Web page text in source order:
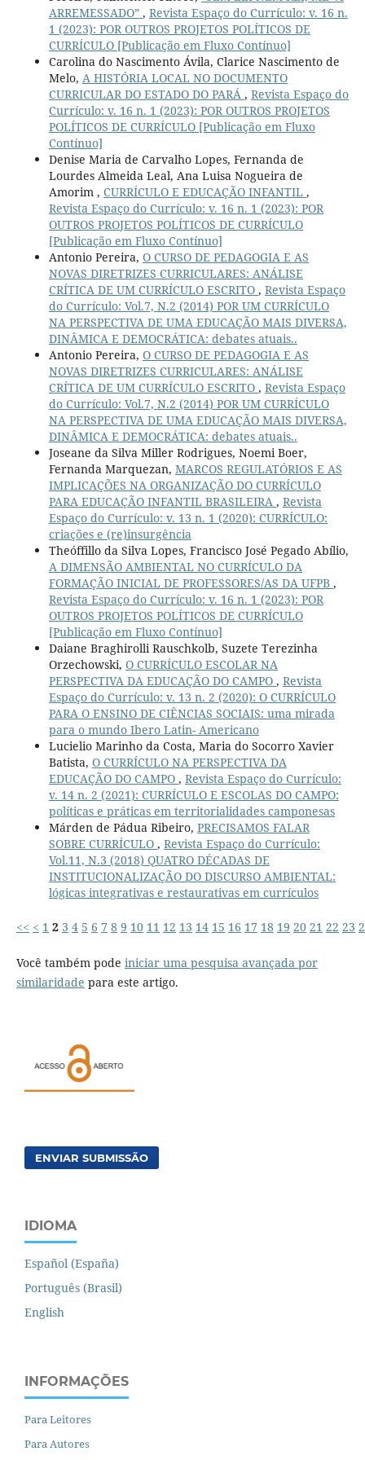
ARREMESSADO” , Revista Espaço do Currículo: v. 16 n.
1 (2023): POR OUTROS PROJETOS POLÍTICOS DE
CURRÍCULO [Publicação em Fluxo Contínuo]
Carolina do Nascimento Ávila, Clarice Nascimento de
Melo, A HISTÓRIA LOCAL NO DOCUMENTO
CURRICULAR DO ESTADO DO PARÁ , Revista Espaço do
Currículo: v. 16 n. 1 (2023): POR OUTROS PROJETOS
POLÍTICOS DE CURRÍCULO [Publicação em Fluxo
Contínuo]
Denise Maria de Carvalho Lopes, Fernanda de
Lourdes Almeida Leal, Ana Luisa Nogueira de
Amorim , CURRÍCULO E EDUCAÇÃO INFANTIL ,
Revista Espaço do Currículo: v. 16 n. 1 (2023): POR
OUTROS PROJETOS POLÍTICOS DE CURRÍCULO
[Publicação em Fluxo Contínuo]
Antonio Pereira, O CURSO DE PEDAGOGIA E AS
NOVAS DIRETRIZES CURRICULARES: ANÁLISE
CRÍTICA DE UM CURRÍCULO ESCRITO , Revista Espaço
do Currículo: Vol.7, N.2 (2014) POR UM CURRÍCULO
NA PERSPECTIVA DE UMA EDUCAÇÃO MAIS DIVERSA,
DINÂMICA E DEMOCRÁTICA: debates atuais..
Antonio Pereira, O CURSO DE PEDAGOGIA E AS
NOVAS DIRETRIZES CURRICULARES: ANÁLISE
CRÍTICA DE UM CURRÍCULO ESCRITO , Revista Espaço
do Currículo: Vol.7, N.2 (2014) POR UM CURRÍCULO
NA PERSPECTIVA DE UMA EDUCAÇÃO MAIS DIVERSA,
DINÂMICA E DEMOCRÁTICA: debates atuais..
Joseane da Silva Miller Rodrigues, Noemi Boer,
Fernanda Marquezan, MARCOS REGULATÓRIOS E AS
IMPLICAÇÕES NA ORGANIZAÇÃO DO CURRÍCULO
PARA EDUCAÇÃO INFANTIL BRASILEIRA , Revista
Espaço do Currículo: v. 13 n. 1 (2020): CURRÍCULO:
criações e (re)insurgência
Theóffillo da Silva Lopes, Francisco José Pegado Abílio,
A DIMENSÃO AMBIENTAL NO CURRÍCULO DA
FORMAÇÃO INICIAL DE PROFESSORES/AS DA UFPB ,
Revista Espaço do Currículo: v. 16 n. 1 (2023): POR
OUTROS PROJETOS POLÍTICOS DE CURRÍCULO
[Publicação em Fluxo Contínuo]
Daiane Braghirolli Rauschkolb, Suzete Terezinha
Orzechowski, O CURRÍCULO ESCOLAR NA
PERSPECTIVA DA EDUCAÇÃO DO CAMPO , Revista
Espaço do Currículo: v. 13 n. 2 (2020): O CURRÍCULO
PARA O ENSINO DE CIÊNCIAS SOCIAIS: uma mirada
para o mundo Ibero Latin- Americano
Lucielio Marinho da Costa, Maria do Socorro Xavier
Batista, O CURRÍCULO NA PERSPECTIVA DA
EDUCAÇÃO DO CAMPO , Revista Espaço do Currículo:
v. 14 n. 2 (2021): CURRÍCULO E ESCOLAS DO CAMPO:
políticas e práticas em territorialidades camponesas
Márden de Pádua Ribeiro, PRECISAMOS FALAR
SOBRE CURRÍCULO , Revista Espaço do Currículo:
Vol.11, N.3 (2018) QUATRO DÉCADAS DE
INSTITUCIONALIZAÇÃO DO DISCURSO AMBIENTAL:
lógicas integrativas e restaurativas em currículos
<< < 1 2 3 4 5 6 7 8 9 10 11 12 13 14 15 16 17 18 19 20 21 22 23
Você também pode iniciar uma pesquisa avançada por
similaridade para este artigo.
ENVIAR SUBMISSÃO
IDIOMA
Español (España)
Português (Brasil)
English
INFORMAÇÕES
Para Leitores
Para Autores